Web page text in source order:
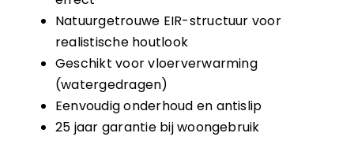
Natuurgetrouwe EIR-structuur voor
realistische houtlook
Geschikt voor vloerverwarming
(watergedragen)
Eenvoudig onderhoud en antislip
25 jaar garantie bij woongebruik